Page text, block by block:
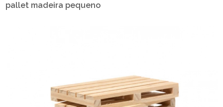
pallet madeira pequeno